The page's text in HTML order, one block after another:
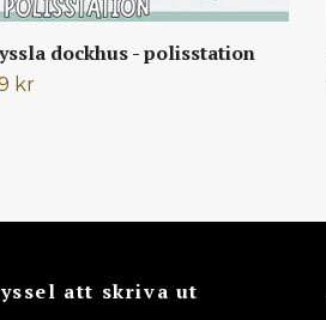
dockhus - polisstation
kr
att skriva ut